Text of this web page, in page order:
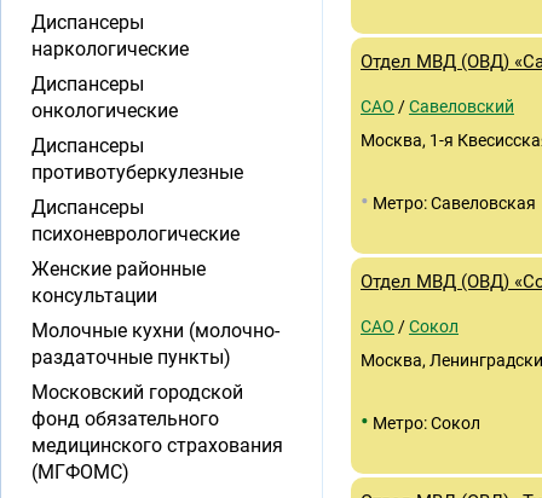
Отдел МВД (ОВД)
САО /Савеловский
Москва, 1-я
• Метро: Савеловская
Отдел МВД (ОВД)
САО /Сокол
Москва,
• Метро: Сокол
Диспансеры
наркологические
Диспансеры
онкологические
Диспансеры
противотуберкулезные
Диспансеры
психоневрологические
Женские районные
консультации
Молочные кухни (молочно-
раздаточные пункты)
Московский городской
фонд обязательного
медицинского страхования
(МГФОМС)